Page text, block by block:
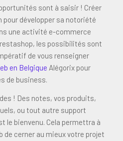
sont à saisir ! Créer
développer sa notoriété
une activité e-commerce
les possibilités sont
de vous renseigner
en Belgique Alégorix pour
de business.
! Des notes, vos produits,
ou tout autre support
le bienvenu. Cela permettra à
de cerner au mieux votre projet